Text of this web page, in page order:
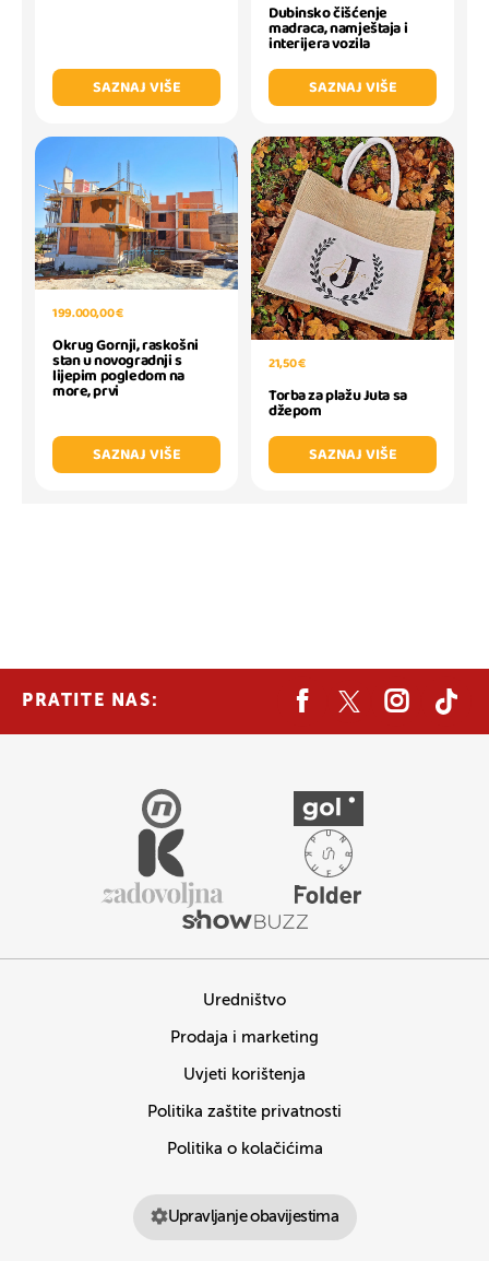
SAZNAJ VIŠE
Dubinsko čišćenje
madraca, namještaja i
interijera vozila
SAZNAJ VIŠE
199.000,00 €
Okrug Gornji, raskošni
stan u novogradnji s
lijepim pogledom na
more, prvi
SAZNAJ VIŠE
21,50 €
Torba za plažu Juta sa
džepom
SAZNAJ VIŠE
PRATITE NAS:
Uredništvo
Prodaja i marketing
Uvjeti korištenja
Politika zaštite privatnosti
Politika o kolačićima
Upravljanje obavijestima